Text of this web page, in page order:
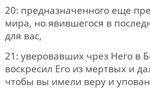
20: предназначенного еще
мира, но явившегося в
для вас,
21: уверовавших чрез Него в
воскресил Его из мертвых и
чтобы вы имели веру и